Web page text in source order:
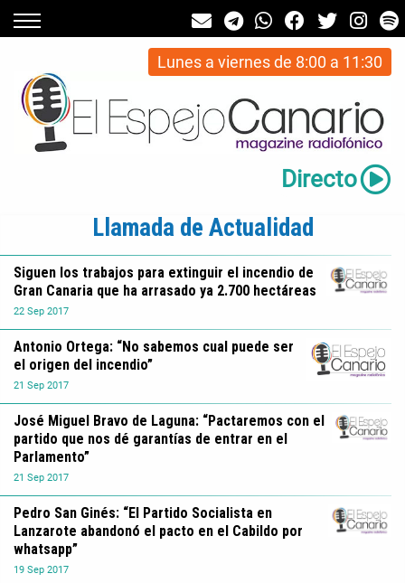
Lunes a viernes de 8:00 a 11:30
Directo
Llamada de Actualidad
22 Sep 2017
Siguen los trabajos para extinguir el incendio de
Gran Canaria que ha arrasado ya 2.700 hectáreas
21 Sep 2017
Antonio Ortega: “No sabemos cual puede ser
el origen del incendio”
21 Sep 2017
José Miguel Bravo de Laguna: “Pactaremos con el
partido que nos dé garantías de entrar en el
Parlamento”
19 Sep 2017
Pedro San Ginés: “El Partido Socialista en
Lanzarote abandonó el pacto en el Cabildo por
whatsapp”